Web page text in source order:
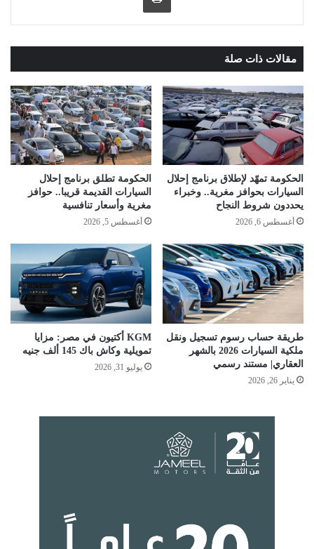
مقالات ذات صلة
الحكومة تمهّد لإطلاق برنامج إحلال
السيارات بحوافز مغرية.. وخبراء
يحددون شروط النجاح
أغسطس 6, 2026
الحكومة تطلق برنامج إحلال
السيارات القديمة قريبا.. حوافز
مغرية وأسعار تنافسية
أغسطس 5, 2026
طريقة حساب رسوم تسجيل ونقل
ملكية السيارات 2026 بالشهر
العقاري| مستند رسمي
يناير 26, 2026
KGM أكتيون في مصر: مزايا
تمويلية وكاش باك 145 ألف جنيه
يوليو 31, 2026